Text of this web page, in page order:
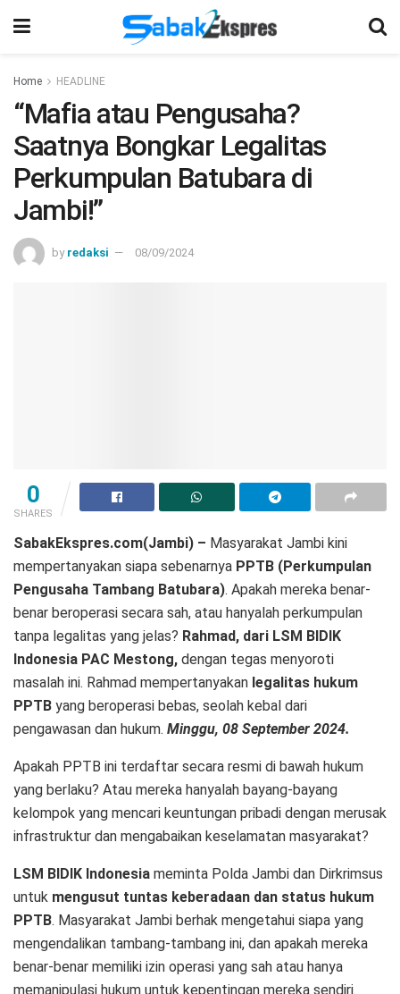
Home HEADLINE
“Mafia atau Pengusaha?
Saatnya Bongkar Legalitas
Perkumpulan Batubara di
Jambi!”
by redaksi 08/09/2024
0
SHARES
SabakEkspres.com(Jambi) – Masyarakat Jambi kini
mempertanyakan siapa sebenarnya PPTB (Perkumpulan
Pengusaha Tambang Batubara). Apakah mereka benar-
benar beroperasi secara sah, atau hanyalah perkumpulan
tanpa legalitas yang jelas? Rahmad, dari LSM BIDIK
Indonesia PAC Mestong, dengan tegas menyoroti
masalah ini. Rahmad mempertanyakan legalitas hukum
PPTB yang beroperasi bebas, seolah kebal dari
pengawasan dan hukum. Minggu, 08 September 2024.
Apakah PPTB ini terdaftar secara resmi di bawah hukum
yang berlaku? Atau mereka hanyalah bayang-bayang
kelompok yang mencari keuntungan pribadi dengan merusak
infrastruktur dan mengabaikan keselamatan masyarakat?
LSM BIDIK Indonesia meminta Polda Jambi dan Dirkrimsus
untuk mengusut tuntas keberadaan dan status hukum
PPTB. Masyarakat Jambi berhak mengetahui siapa yang
mengendalikan tambang-tambang ini, dan apakah mereka
benar-benar memiliki izin operasi yang sah atau hanya
memanipulasi hukum untuk kepentingan mereka sendiri.